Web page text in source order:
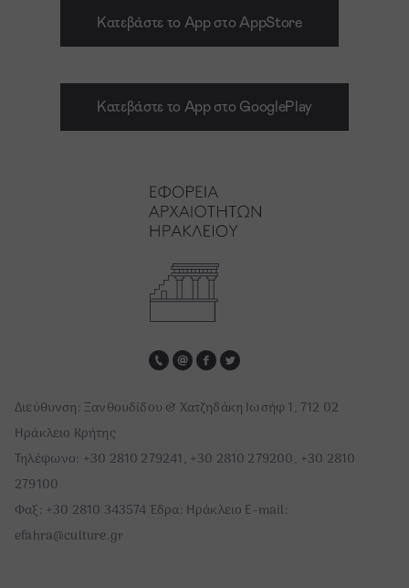
Διεύθυνση: Ξανθουδίδου & Χατζηδάκη Ιωσήφ 1, 712 02
Ηράκλειο Κρήτης
Τηλέφωνο: +30 2810 279241, +30 2810 279200, +30 2810
279100
Φαξ: +30 2810 343574Έδρα: Ηράκλειο E-mail:
efahra@culture.gr
Κατεβάστε το App στο AppStore
Κατεβάστε το App στο GooglePlay